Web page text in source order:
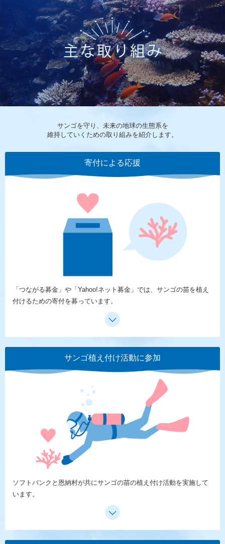
サンゴを守り、未来の地球の生態系を
維持していくための取り組みを紹介します。
寄付による応援
「つながる募金」や「Yahoo!ネット募金」では、サンゴの苗を植え
付けるための寄付を募っています。
サンゴ植え付け活動に参加
ソフトバンクと恩納村が共にサンゴの苗の植え付け活動を実施して
います。